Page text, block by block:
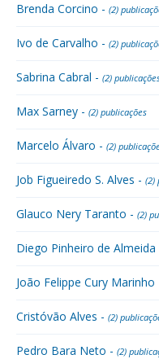
Brenda Corcino - (2)
Ivo de Carvalho - (2)
Sabrina Cabral - (2)
Max Sarney - (2) publicações
Marcelo Álvaro - (2)
Job Figueiredo S. Alves - (2)
Glauco Nery Taranto - (2)
Diego Pinheiro de Almeida
João Felippe Cury
Cristóvão Alves - (2)
Pedro Bara Neto - (2)